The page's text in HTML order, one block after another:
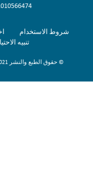
© حقوق الطبع والنشر 2021 TASC Outsourcing. كل الحقوق محفوظة
شروط الاستخدام
تنبيه